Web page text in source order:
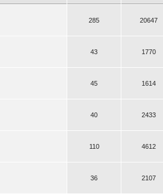
285 20647
43 1770
45 1614
40 2433
110 4612
36 2107